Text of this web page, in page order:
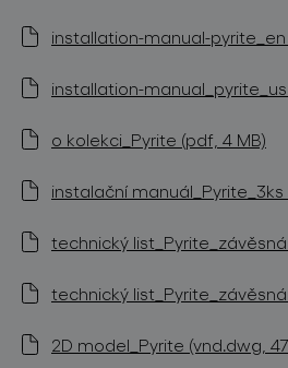
installation-manual-pyrite_en
installation-
o kolekci_Pyrite (pdf, 4 MB)
instalační manuál_Pyrite_3ks
technický
technický
2D model_Pyrite (vnd.dwg, 47